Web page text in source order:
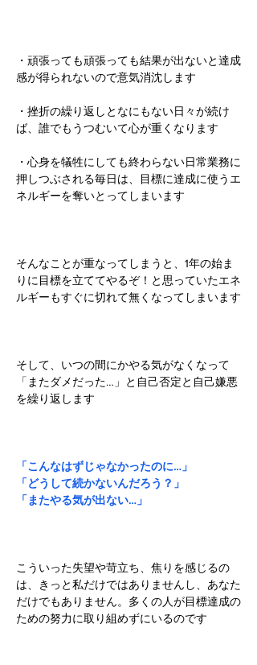
・頑張っても頑張っても結果が出ないと達成
感が得られないので意気消沈します
・挫折の繰り返しとなにもない日々が続け
ば、誰でもうつむいて心が重くなります
・心身を犠牲にしても終わらない日常業務に
押しつぶされる毎日は、目標に達成に使うエ
ネルギーを奪いとってしまいます
そんなことが重なってしまうと、1年の始ま
りに目標を立ててやるぞ！と思っていたエネ
ルギーもすぐに切れて無くなってしまいます
そして、いつの間にかやる気がなくなって
「またダメだった…」と自己否定と自己嫌悪
を繰り返します
「こんなはずじゃなかったのに…」
「どうして続かないんだろう？」
「またやる気が出ない…」
こういった失望や苛立ち、焦りを感じるの
は、きっと私だけではありませんし、あなた
だけでもありません。多くの人が目標達成の
ための努力に取り組めずにいるのです